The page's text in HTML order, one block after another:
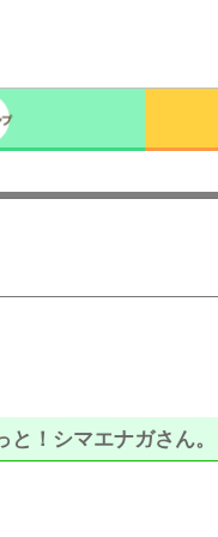
と！シマエナガさん